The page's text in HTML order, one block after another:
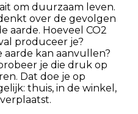
om duurzaam leven.
over de gevolgen
aarde. Hoeveel CO2
produceer je?
kan aanvullen?
je die druk op
Dat doe je op
thuis, in de winkel,